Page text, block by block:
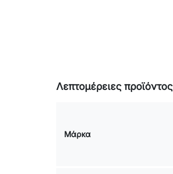
Λεπτομέρειες προϊόντος
Μάρκα